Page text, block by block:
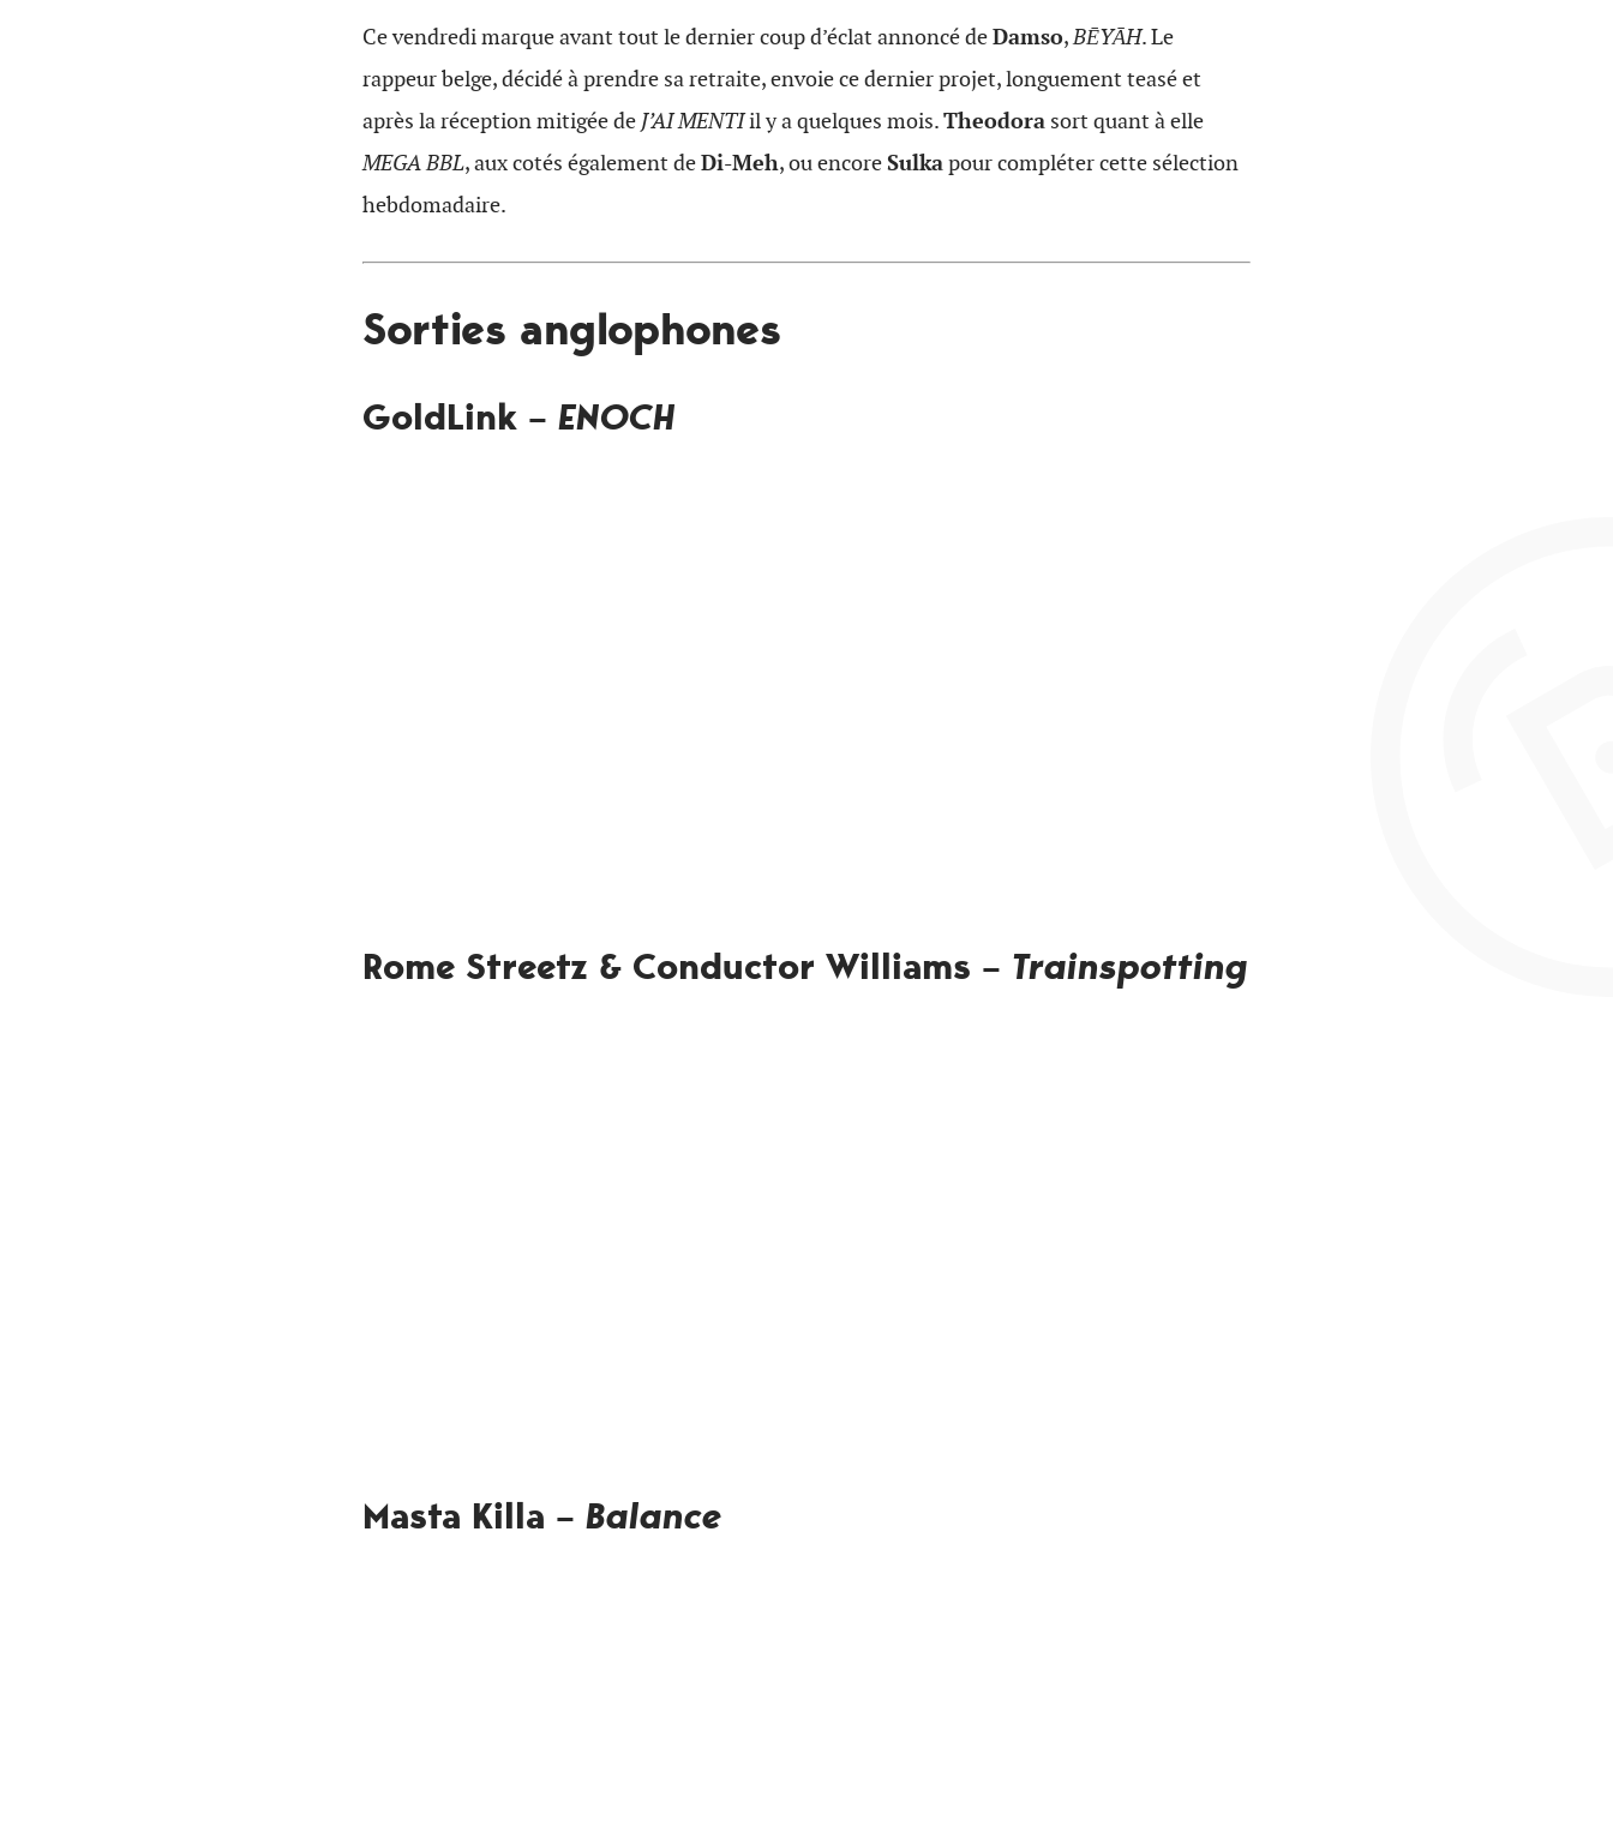
Ce vendredi marque avant tout le dernier coup d’éclat annoncé deDamso,BĒYĀH. Le
rappeur belge, décidé à prendre sa retraite, envoie ce dernier projet, longuement teasé et
après la réception mitigée de J’AI MENTIil y a quelques mois.Theodora sort quant à elle
MEGA BBL, aux cotés également deDi-Meh, ou encoreSulkapour compléter cette sélection
hebdomadaire.
Sorties anglophones
GoldLink – ENOCH
Rome Streetz & Conductor Williams – Trainspotting
Masta Killa – Balance